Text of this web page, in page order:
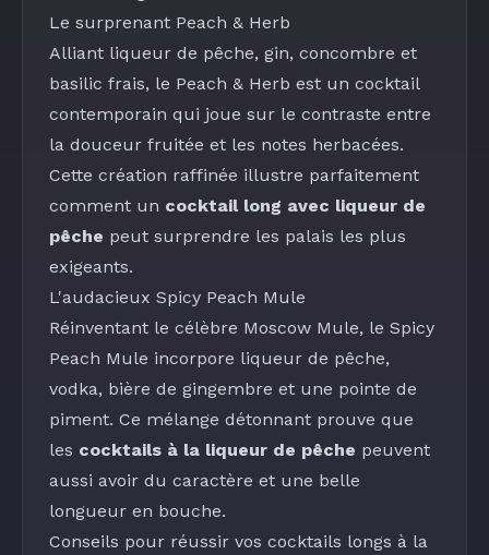
Le surprenant Peach & Herb
Alliant liqueur de pêche, gin, concombre et
basilic frais, le Peach & Herb est un cocktail
contemporain qui joue sur le contraste entre
la douceur fruitée et les notes herbacées.
Cette création raffinée illustre parfaitement
comment un cocktail long avec liqueur de
pêche peut surprendre les palais les plus
exigeants.
L'audacieux Spicy Peach Mule
Réinventant le célèbre Moscow Mule, le Spicy
Peach Mule incorpore liqueur de pêche,
vodka, bière de gingembre et une pointe de
piment. Ce mélange détonnant prouve que
les cocktails à la liqueur de pêche peuvent
aussi avoir du caractère et une belle
longueur en bouche.
Conseils pour réussir vos cocktails longs à la